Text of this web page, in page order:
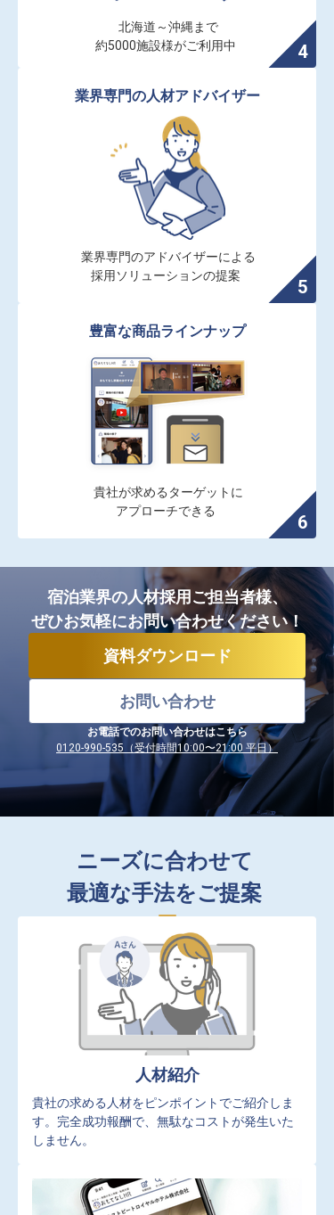
北海道～沖縄まで
約5000施設様がご利用中
業界専門の人材アドバイザー
業界専門のアドバイザーによる
採用ソリューションの提案
豊富な商品ラインナップ
貴社が求めるターゲットに
アプローチできる
宿泊業界の人材採用ご担当者様、
ぜひお気軽にお問い合わせください！
お問い合わせ
資料ダウンロード
お電話でのお問い合わせはこちら
0120-990-535（受付時間10:00〜21:00 平日）
ニーズに合わせて
最適な手法をご提案
人材紹介
貴社の求める人材をピンポイントでご紹介しま
す。完全成功報酬で、無駄なコストが発生いた
しません。